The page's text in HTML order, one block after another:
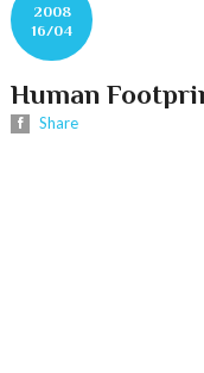
2008
16/04
Human
Share